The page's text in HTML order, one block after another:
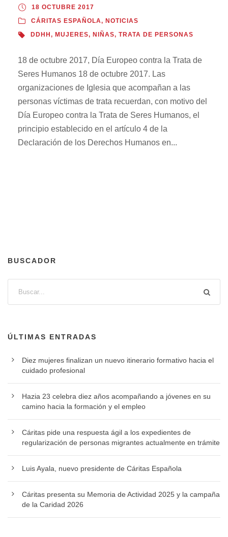
18 OCTUBRE 2017
CÁRITAS ESPAÑOLA, NOTICIAS
DDHH , MUJERES, NIÑAS, TRATA DE PERSONAS
18 de octubre 2017, Día Europeo contra la Trata de
Seres Humanos 18 de octubre 2017. Las
organizaciones de Iglesia que acompañan a las
personas víctimas de trata recuerdan, con motivo del
Día Europeo contra la Trata de Seres Humanos, el
principio establecido en el artículo 4 de la
Declaración de los Derechos Humanos en...
BUSCADOR
ÚLTIMAS ENTRADAS
Diez mujeres finalizan un nuevo itinerario formativo hacia el
cuidado profesional
Hazia 23 celebra diez años acompañando a jóvenes en su
camino hacia la formación y el empleo
Cáritas pide una respuesta ágil a los expedientes de
regularización de personas migrantes actualmente en trámite
Luis Ayala, nuevo presidente de Cáritas Española
Cáritas presenta su Memoria de Actividad 2025 y la campaña
de la Caridad 2026